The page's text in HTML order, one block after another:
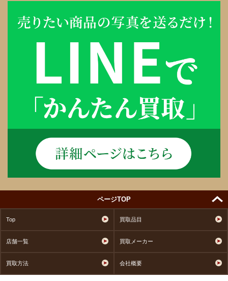
ページTOP
Top 買取品目
店舗一覧 買取メーカー
買取方法 会社概要